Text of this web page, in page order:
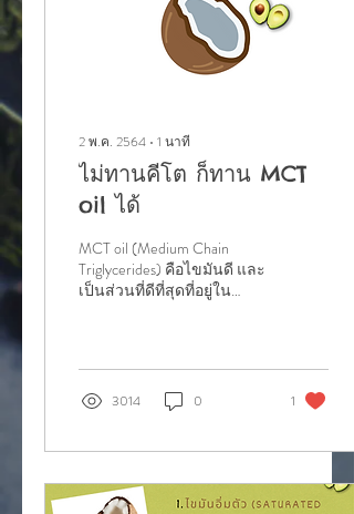
2 พ.ค. 2564 ∙ 1 นาที
ไม่ทานคีโต ก็ทาน MCT
oil ได้
MCT oil (Medium Chain
Triglycerides) คือไขมันดี และ
เป็นส่วนที่ดีที่สุดที่อยู่ใน
3014 0 1